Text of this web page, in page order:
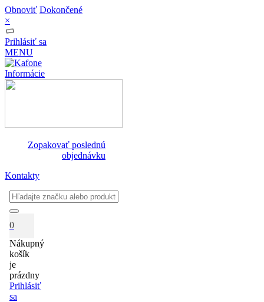
Obnoviť Dokončené
×
Prihlásiť sa
MENU
Informácie
Zopakovať poslednú
objednávku
Kontakty
0
Nákupný
košík
je
prázdny
Prihlásiť
sa